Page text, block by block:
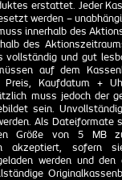
erstattet. Jeder
werden –
innerhalb des
des
vollständig und gut
auf dem
Preis, Kaufdatum +
muss jedoch der
Kassenbons können
Als Dateiformate
Größe von 5 MB
akzeptiert, sofern
werden und den